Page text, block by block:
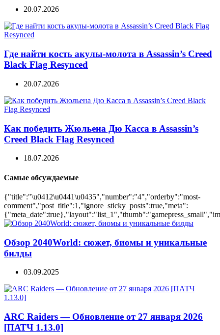
20.07.2026
Где найти кость акулы-молота в Assassin’s Creed
Black Flag Resynced
20.07.2026
Как победить Жюльена Дю Касса в Assassin’s
Creed Black Flag Resynced
18.07.2026
Самые обсуждаемые
{"title":"\u0412\u0441\u0435","number":"4","orderby":"most-
comment","post_title":1,"ignore_sticky_posts":true,"meta":
Обзор 2040World: сюжет, биомы и уникальные
билды
03.09.2025
ARC Raiders — Обновление от 27 января 2026
[ПАТЧ 1.13.0]